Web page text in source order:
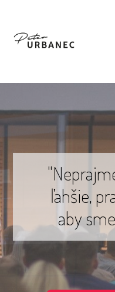
ľahšie,
aby